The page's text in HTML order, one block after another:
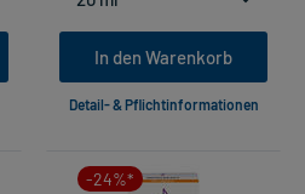
In den Warenkorb
Detail- & Pflichtinformationen
-24%*